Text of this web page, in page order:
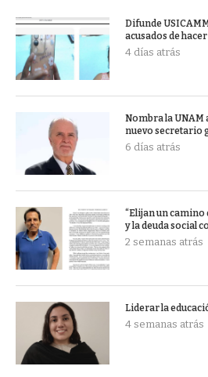
Difunde
acusados de
4 días atrás
Nombra la UNAM
nuevo secretario
6 días atrás
“Elijan un camino
y la deuda social
2 semanas atrás
Liderar la
4 semanas atrás